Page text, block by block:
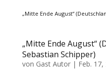
„Mitte Ende August“
„Mitte Ende August“
Sebastian Schipper)
von Gast Autor| Feb. 17,